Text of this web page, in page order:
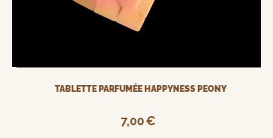
TABLETTE PARFUMÉE ANTI TABAC TROPICAL
7,00€